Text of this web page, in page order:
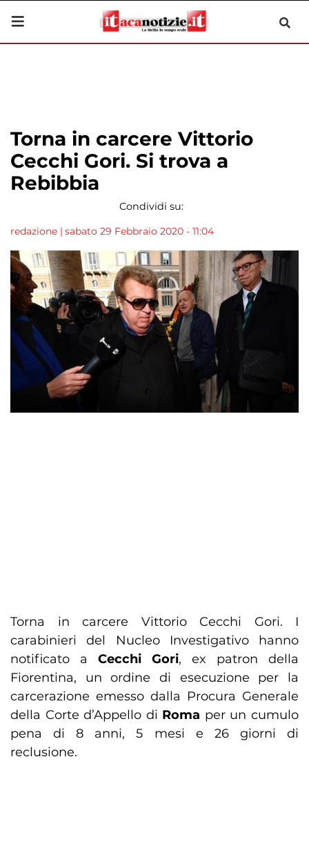
Torna in carcere Vittorio
Cecchi Gori. Si trova a
Rebibbia
Condividi su:
redazione | sabato 29 Febbraio 2020 - 11:04
Torna in carcere Vittorio Cecchi Gori. I
carabinieri del Nucleo Investigativo hanno
notificato a Cecchi Gori, ex patron della
Fiorentina, un ordine di esecuzione per la
carcerazione emesso dalla Procura Generale
della Corte d’Appello di Roma per un cumulo
pena di 8 anni, 5 mesi e 26 giorni di
reclusione.